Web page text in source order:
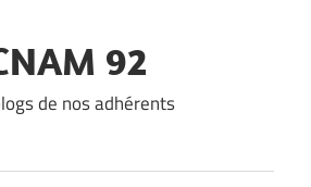
92
de nos adhérents